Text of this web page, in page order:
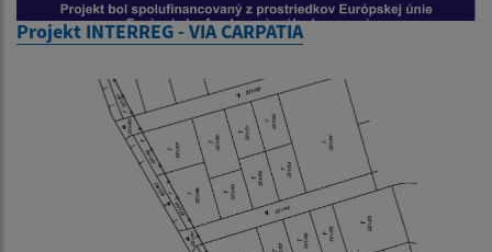
Projekt INTERREG - VIA CARPATIA